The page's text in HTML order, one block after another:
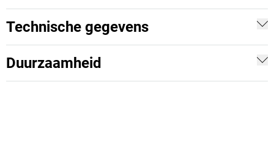
Technische gegevens
Duurzaamheid